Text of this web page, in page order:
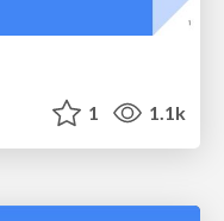
1 1.1k